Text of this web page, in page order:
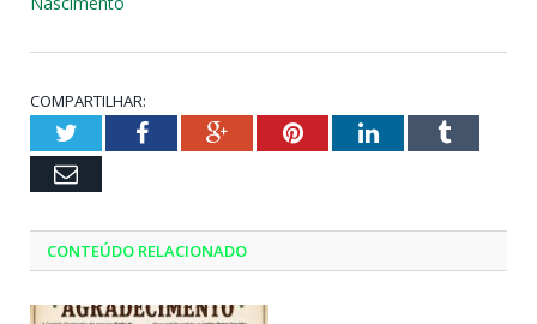
COMPARTILHAR:
TwitterFacebookGoogle+PinterestLinkedInTumblr
Email
CONTEÚDO RELACIONADO